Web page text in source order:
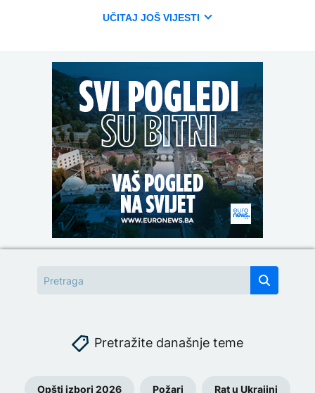
UČITAJ JOŠ VIJESTI
Pretražite današnje teme
Opšti izbori 2026 Požari Rat u Ukrajini